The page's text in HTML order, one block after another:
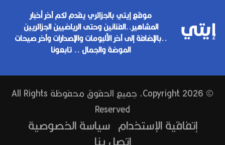
موقع إيتي بالجزائري يقدم لكم آخر أخبار
المشاهير..الفنانين وحتى الرياضيين الجزائريين
..بالإضافة إلى آخر الألبومات والإصدارات وآخر صيحات
الموضة والجمال .. تابعونا
© Copyright 2026, جميع الحقوق محفوظة All Rights
Reserved
إتفاقية الإستخدام سياسة الخصوصية